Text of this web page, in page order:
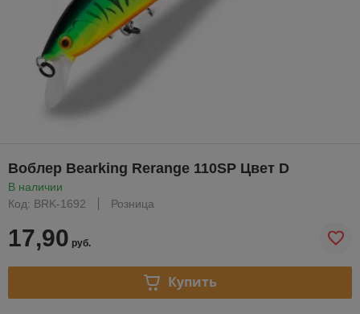
Воблер Bearking Rerange 110SP Цвет D
В наличии
Код: BRK-1692
Розница
17,90 руб.
Купить